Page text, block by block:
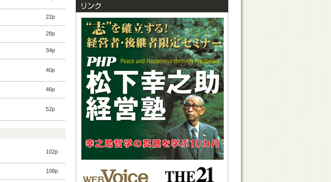
22p
28p
34p
40p
46p
52p
102p
108p